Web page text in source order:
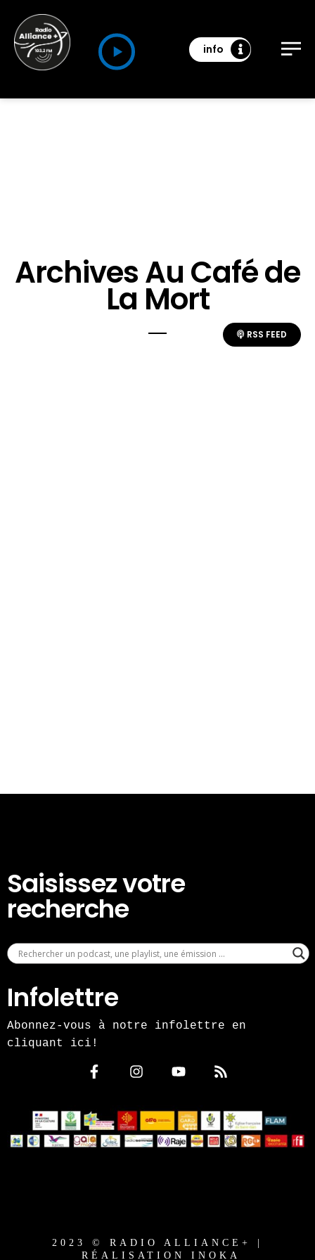
info
Archives Au Café de
La Mort
RSS FEED
Saisissez votre
recherche
Infolettre
Abonnez-vous à notre infolettre en
cliquant ici!
2023 © RADIO ALLIANCE+ |
RÉALISATION INOKA